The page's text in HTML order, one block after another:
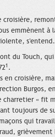
emmènent
s'entend.
du Touch,
1 .
en croisière,
Burgos,
charretier « fit
toujours de
qui